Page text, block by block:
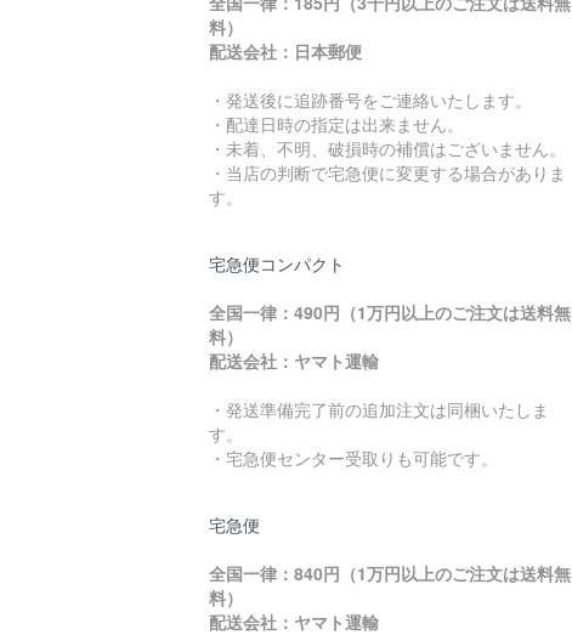
料）
配送会社：日本郵便
・発送後に追跡番号をご連絡いたします。
・配達日時の指定は出来ません。
・未着、不明、破損時の補償はございません。
・当店の判断で宅急便に変更する場合がありま
す。
宅急便コンパクト
全国一律：490円（1万円以上のご注文は送料無
料）
配送会社：ヤマト運輸
・発送準備完了前の追加注文は同梱いたしま
す。
・宅急便センター受取りも可能です。
宅急便
全国一律：840円（1万円以上のご注文は送料無
料）
配送会社：ヤマト運輸